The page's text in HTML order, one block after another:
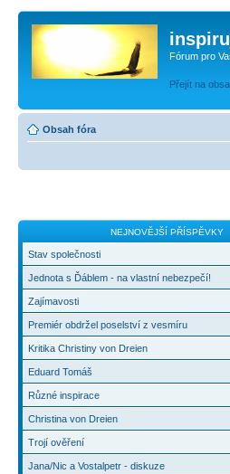
Fórum pro
Přejít na
Obsah fóra
NEJNOVĚJŠÍ PŘÍSPĚVKY
Stav společnosti
Jednota s Ďáblem - na vlastní nebezpečí!
Zajímavosti
Premiér obdržel poselství z vesmíru
Kritika Christiny von Dreien
Eduard Tomáš
Různé inspirace
Christina von Dreien
Trojí ověření
Jana/Nic a Vostalpetr - diskuze